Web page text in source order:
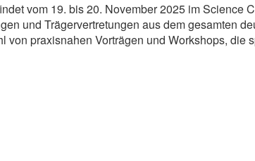
vom 19. bis 20. November 2025 im Science
und Trägervertretungen aus dem gesamten
von praxisnahen Vorträgen und Workshops, die